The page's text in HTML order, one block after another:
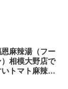
麻辣湯（フー
相模大野店で
トマト麻辣湯